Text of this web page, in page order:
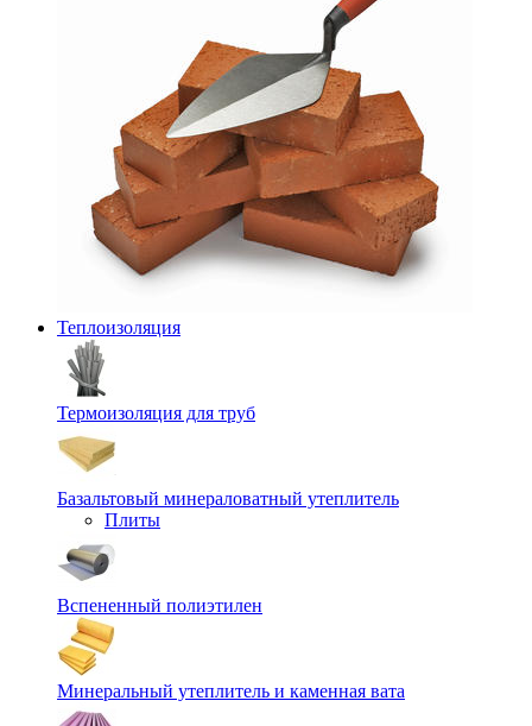
Теплоизоляция
Термоизоляция для труб
Базальтовый минераловатный утеплитель
Плиты
Вспененный полиэтилен
Минеральный утеплитель и каменная вата